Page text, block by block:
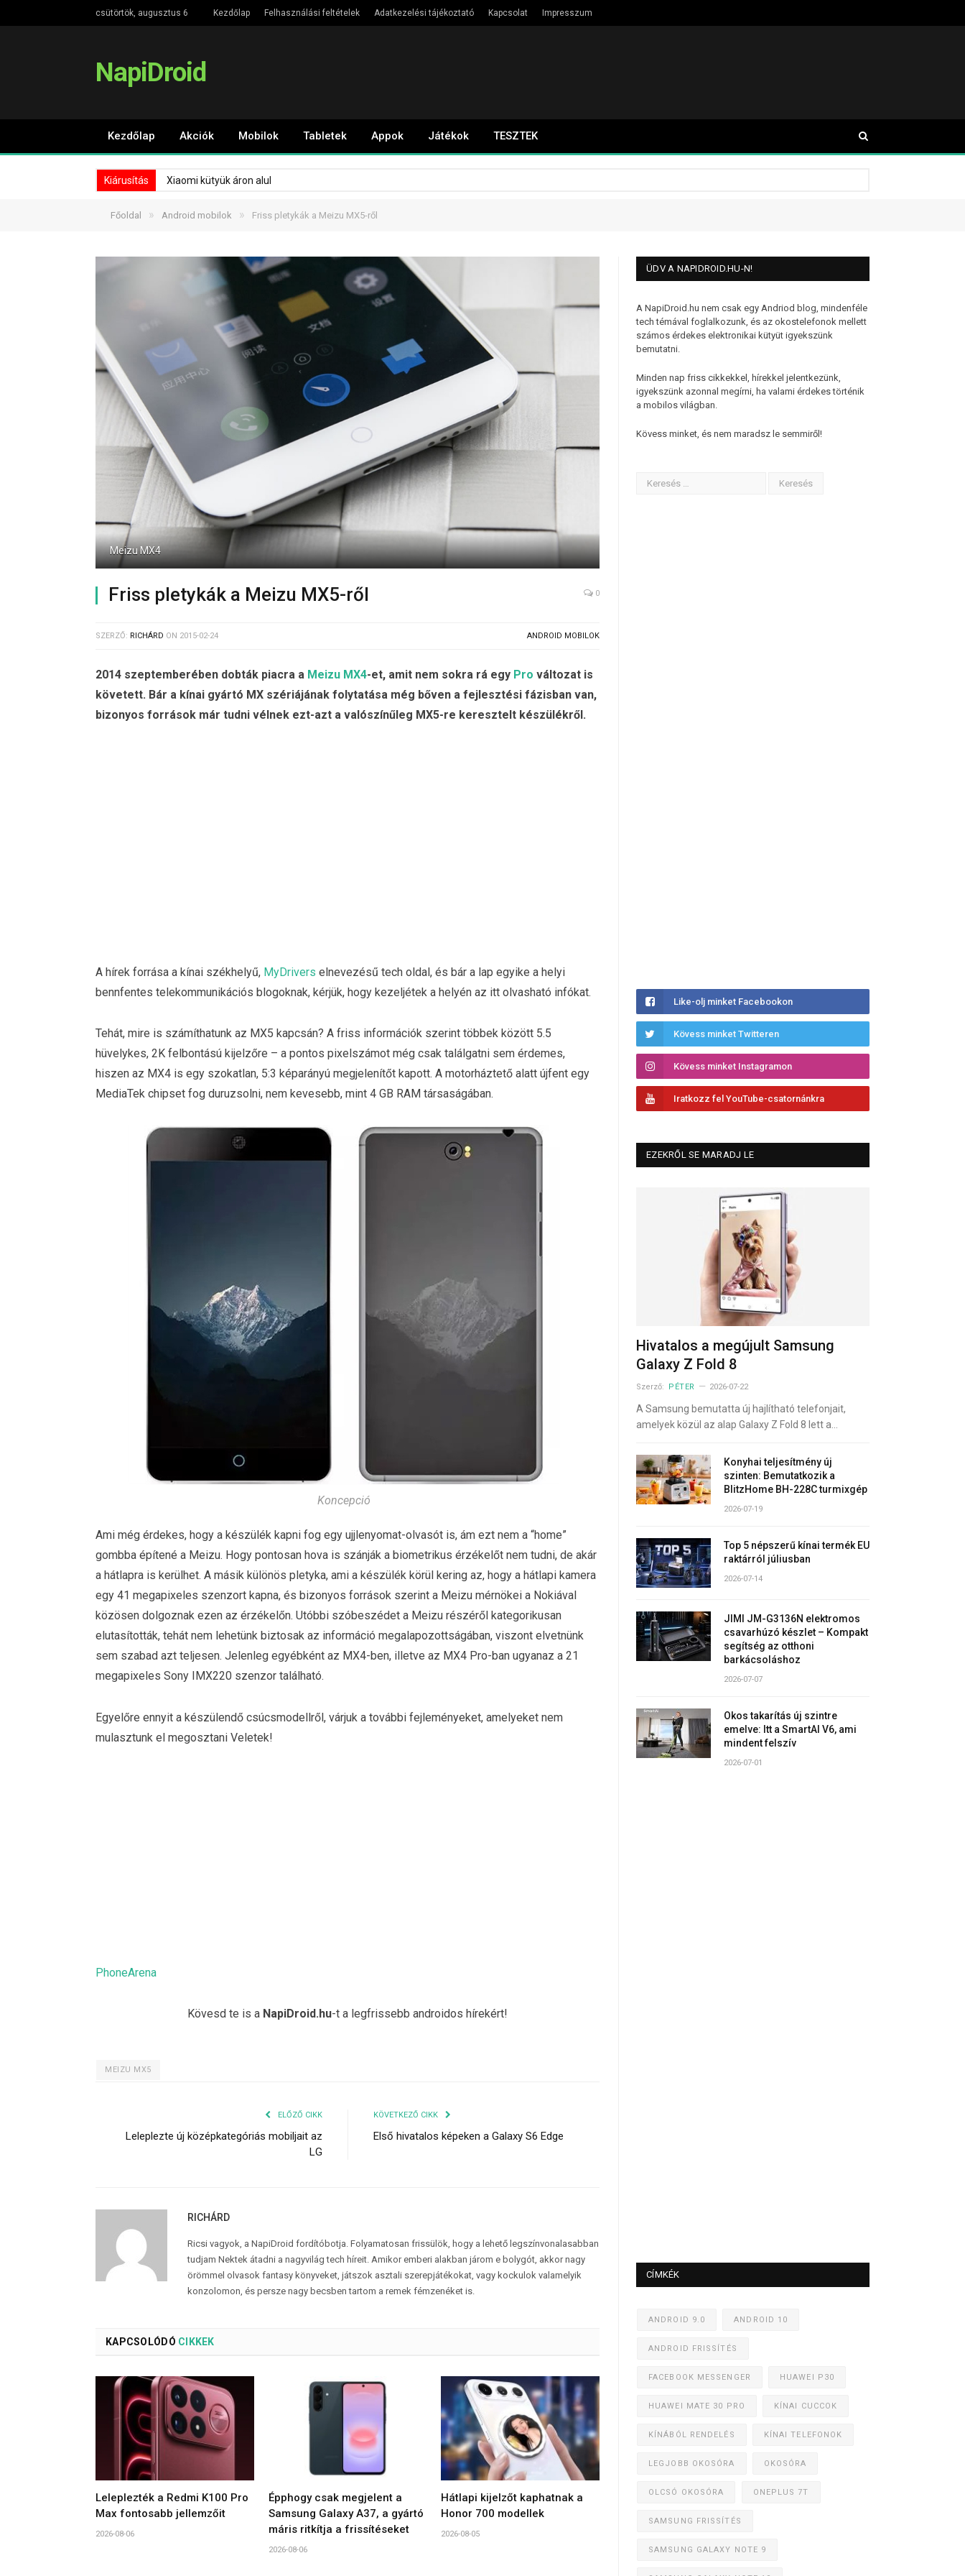
csütörtök, augusztus 6 Kezdőlap Felhasználási feltételek Adatkezelési tájékoztató Kapcsolat Impresszum
NapiDroid
Kezdőlap Akciók Mobilok Tabletek Appok Játékok TESZTEK
Kiárusítás Xiaomi kütyük áron alul
Főoldal » Android mobilok » Friss pletykák a Meizu MX5-ről
Meizu MX4
Friss pletykák a Meizu MX5-ről 0
SZERZŐ: RICHÁRD ON 2015-02-24 ANDROID MOBILOK
2014 szeptemberében dobták piacra a Meizu MX4-et, amit nem sokra rá egy Pro változat is
követett. Bár a kínai gyártó MX szériájának folytatása még bőven a fejlesztési fázisban van,
bizonyos források már tudni vélnek ezt-azt a valószínűleg MX5-re keresztelt készülékről.
A hírek forrása a kínai székhelyű, MyDrivers elnevezésű tech oldal, és bár a lap egyike a helyi
bennfentes telekommunikációs blogoknak, kérjük, hogy kezeljétek a helyén az itt olvasható infókat.
Tehát, mire is számíthatunk az MX5 kapcsán? A friss információk szerint többek között 5.5
hüvelykes, 2K felbontású kijelzőre – a pontos pixelszámot még csak találgatni sem érdemes,
hiszen az MX4 is egy szokatlan, 5:3 képarányú megjelenítőt kapott. A motorháztető alatt újfent egy
MediaTek chipset fog duruzsolni, nem kevesebb, mint 4 GB RAM társaságában.
Koncepció
Ami még érdekes, hogy a készülék kapni fog egy ujjlenyomat-olvasót is, ám ezt nem a “home”
gombba építené a Meizu. Hogy pontosan hova is szánják a biometrikus érzékelőt nem tudni, de akár
a hátlapra is kerülhet. A másik különös pletyka, ami a készülék körül kering az, hogy a hátlapi kamera
egy 41 megapixeles szenzort kapna, és bizonyos források szerint a Meizu mérnökei a Nokiával
közösen dolgoznak ezen az érzékelőn. Utóbbi szóbeszédet a Meizu részéről kategorikusan
elutasították, tehát nem lehetünk biztosak az információ megalapozottságában, viszont elvetnünk
sem szabad azt teljesen. Jelenleg egyébként az MX4-ben, illetve az MX4 Pro-ban ugyanaz a 21
megapixeles Sony IMX220 szenzor található.
Egyelőre ennyit a készülendő csúcsmodellről, várjuk a további fejleményeket, amelyeket nem
mulasztunk el megosztani Veletek!
PhoneArena
Kövesd te is a NapiDroid.hu-t a legfrissebb androidos hírekért!
MEIZU MX5
ELŐZŐ CIKK
Leleplezte új középkategóriás mobiljait az
LG
KÖVETKEZŐ CIKK
Első hivatalos képeken a Galaxy S6 Edge
RICHÁRD
Ricsi vagyok, a NapiDroid fordítóbotja. Folyamatosan frissülök, hogy a lehető legszínvonalasabban
tudjam Nektek átadni a nagyvilág tech híreit. Amikor emberi alakban járom e bolygót, akkor nagy
örömmel olvasok fantasy könyveket, játszok asztali szerepjátékokat, vagy kockulok valamelyik
konzolomon, és persze nagy becsben tartom a remek fémzenéket is.
KAPCSOLÓDÓ CIKKEK
Leleplezték a Redmi K100 Pro
Max fontosabb jellemzőit
2026-08-06
Épphogy csak megjelent a
Samsung Galaxy A37, a gyártó
máris ritkítja a frissítéseket
2026-08-06
Hátlapi kijelzőt kaphatnak a
Honor 700 modellek
2026-08-05
ÜDV A NAPIDROID.HU-N!
A NapiDroid.hu nem csak egy Andriod blog, mindenféle
tech témával foglalkozunk, és az okostelefonok mellett
számos érdekes elektronikai kütyüt igyekszünk
bemutatni.
Minden nap friss cikkekkel, hírekkel jelentkezünk,
igyekszünk azonnal megírni, ha valami érdekes történik
a mobilos világban.
Kövess minket, és nem maradsz le semmiről!
Like-olj minket Facebookon
Kövess minket Twitteren
Kövess minket Instagramon
Iratkozz fel YouTube-csatornánkra
EZEKRŐL SE MARADJ LE
Hivatalos a megújult Samsung
Galaxy Z Fold 8
Szerző: PÉTER 2026-07-22
A Samsung bemutatta új hajlítható telefonjait,
amelyek közül az alap Galaxy Z Fold 8 lett a…
Konyhai teljesítmény új
szinten: Bemutatkozik a
BlitzHome BH-228C turmixgép
2026-07-19
Top 5 népszerű kínai termék EU
raktárról júliusban
2026-07-14
JIMI JM-G3136N elektromos
csavarhúzó készlet – Kompakt
segítség az otthoni
barkácsoláshoz
2026-07-07
Okos takarítás új szintre
emelve: Itt a SmartAI V6, ami
mindent felszív
2026-07-01
CÍMKÉK
ANDROID 9.0 ANDROID 10
ANDROID FRISSÍTÉS
FACEBOOK MESSENGER HUAWEI P30
HUAWEI MATE 30 PRO KÍNAI CUCCOK
KÍNÁBÓL RENDELÉS KÍNAI TELEFONOK
LEGJOBB OKOSÓRA OKOSÓRA
OLCSÓ OKOSÓRA ONEPLUS 7T
SAMSUNG FRISSÍTÉS
SAMSUNG GALAXY NOTE 9